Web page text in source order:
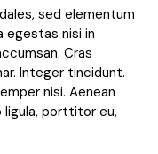
sed elementum
egestas nisi in
Cras
Integer tincidunt.
nisi. Aenean
ligula, porttitor eu,